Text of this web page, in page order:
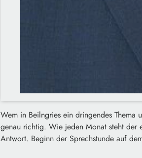
Wem in Beilngries ein dringendes Thema
genau richtig. Wie jeden Monat steht der
Antwort. Beginn der Sprechstunde auf